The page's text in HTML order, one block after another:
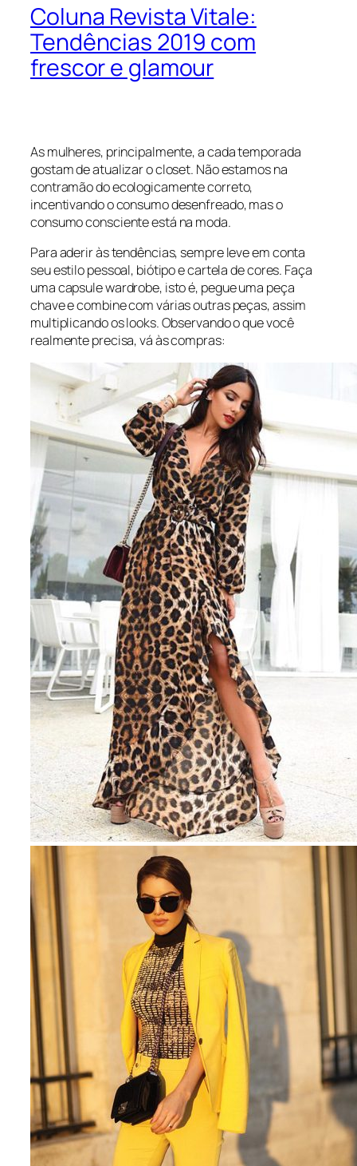
Coluna Revista Vitale:
Tendências 2019 com
frescor e glamour
As mulheres, principalmente, a cada temporada
gostam de atualizar o closet. Não estamos na
contramão do ecologicamente correto,
incentivando o consumo desenfreado, mas o
consumo consciente está na moda.
Para aderir às tendências, sempre leve em conta
seu estilo pessoal, biótipo e cartela de cores. Faça
uma capsule wardrobe, isto é, pegue uma peça
chave e combine com várias outras peças, assim
multiplicando os looks. Observando o que você
realmente precisa, vá às compras: